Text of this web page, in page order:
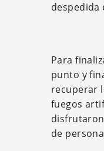
despedida
Para
punto y
recuperar
fuegos
de